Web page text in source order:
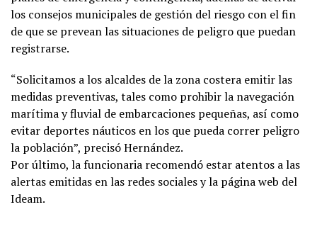
los consejos municipales de gestión del riesgo con el fin
de que se prevean las situaciones de peligro que puedan
registrarse.
“Solicitamos a los alcaldes de la zona costera emitir las
medidas preventivas, tales como prohibir la navegación
marítima y fluvial de embarcaciones pequeñas, así como
evitar deportes náuticos en los que pueda correr peligro
la población”, precisó Hernández.
Por último, la funcionaria recomendó estar atentos a las
alertas emitidas en las redes sociales y la página web del
Ideam.